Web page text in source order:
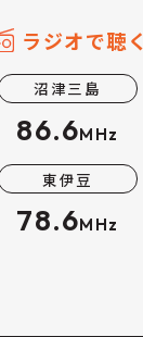
ラジオで聴く
沼津三島
86.6MHz
東伊豆
78.6MHz